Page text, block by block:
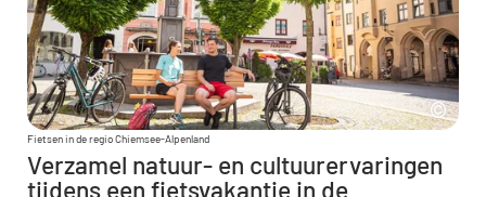
Fietsen in de regio Chiemsee-Alpenland
Verzamel natuur- en cultuurervaringen
tijdens een fietsvakantie in de